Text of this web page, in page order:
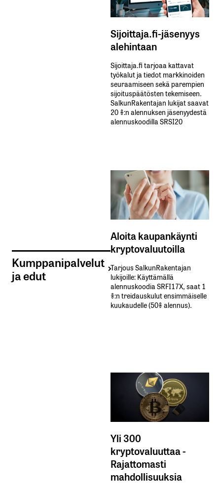
Kumppanipalvelut
ja edut
Sijoittaja.fi-jäsenyys
alehintaan
Sijoittaja.fi tarjoaa kattavat
työkalut ja tiedot markkinoiden
seuraamiseen sekä parempien
sijoituspäätösten tekemiseen.
SalkunRakentajan lukijat saavat
20 %:n alennuksen jäsenyydestä
alennuskoodilla SRSI20
Aloita kaupankäynti
kryptovaluutoilla
Tarjous SalkunRakentajan
lukijoille: Käyttämällä​ ​
alennuskoodia​ ​SRFI17X,​ ​saat​ ​1
%:n treidauskulut​ ​ensimmäiselle​ ​
kuukaudelle​ ​(50%​ ​alennus).
Yli 300
kryptovaluuttaa -
Rajattomasti
mahdollisuuksia